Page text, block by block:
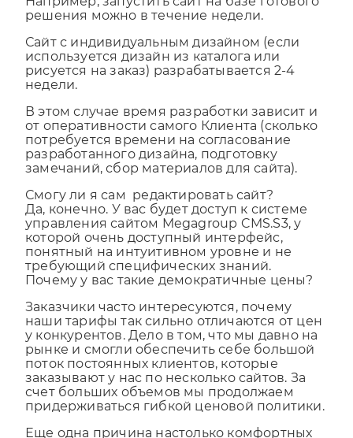
Например, запустить сайт на базе готового
Сайт с индивидуальным дизайном (если
используется дизайн из каталога или
рисуется на заказ) разрабатывается 2-4
В этом случае время разработки зависит и
от оперативности самого Клиента (сколько
потребуется времени на согласование
разработанного дизайна, подготовку
Смогу ли я сам редактировать сайт?
Да, конечно. У вас будет доступ к системе
управления сайтом Megagroup CMS.S3, у
которой очень доступный интерфейс,
понятный на интуитивном уровне и не
требующий специфических знаний.
Заказчики часто интересуются, почему
наши тарифы так сильно отличаются от цен
у конкурентов. Дело в том, что мы давно на
рынке и смогли обеспечить себе большой
поток постоянных клиентов, которые
заказывают у нас по несколько сайтов. За
счет больших объемов мы продолжаем